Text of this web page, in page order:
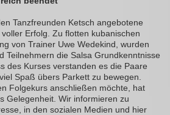
Tanzfreunden Ketsch angebotene
Erfolg. Zu flotten kubanischen
von Trainer Uwe Wedekind, wurden
Teilnehmern die Salsa Grundkenntnisse
des Kurses verstanden es die Paare
Spaß übers Parkett zu bewegen.
Folgekurs anschließen möchte, hat
Gelegenheit. Wir informieren zu
in den sozialen Medien und hier